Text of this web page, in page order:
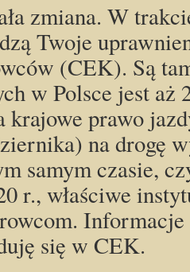
zmiana. W
Twoje
(CEK). Są
w Polsce jest aż
krajowe prawo
na drogę
samym czasie,
r., właściwe
się w CEK.